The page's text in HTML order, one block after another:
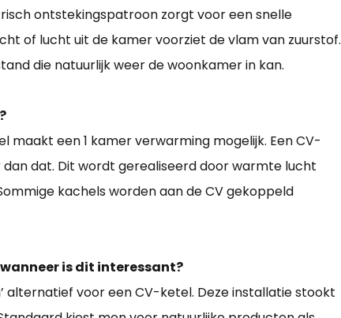
ontstekingspatroon zorgt voor een snelle
of lucht uit de kamer voorziet de vlam van zuurstof.
die natuurlijk weer de woonkamer in kan.
maakt een 1 kamer verwarming mogelijk. Een CV-
dat. Dit wordt gerealiseerd door warmte lucht
kachels worden aan de CV gekoppeld
is dit interessant?
alternatief voor een CV-ketel. Deze installatie stookt